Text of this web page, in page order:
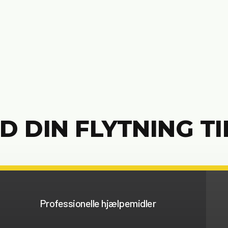
DIN FLYTNING
Professionelle hjælpemidler